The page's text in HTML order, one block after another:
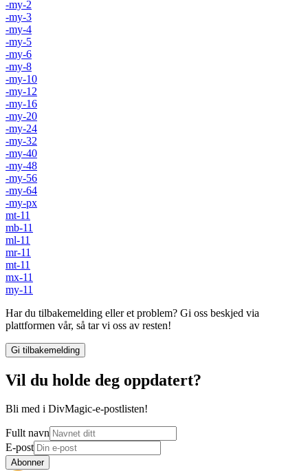
-my-2
-my-3
-my-4
-my-5
-my-6
-my-8
-my-10
-my-12
-my-16
-my-20
-my-24
-my-32
-my-40
-my-48
-my-56
-my-64
-my-px
mt-11
mb-11
ml-11
mr-11
mt-11
mx-11
my-11
Har du tilbakemelding eller et problem? Gi oss beskjed via
plattformen vår, så tar vi oss av resten!
Gi tilbakemelding
Vil du holde deg oppdatert?
Bli med i DivMagic-e-postlisten!
Fullt navn
E-post
Abonner